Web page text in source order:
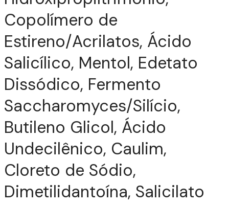
Copolímero de
Estireno/Acrilatos, Ácido
Salicílico, Mentol, Edetato
Dissódico, Fermento
Saccharomyces/Silício,
Butileno Glicol, Ácido
Undecilênico, Caulim,
Cloreto de Sódio,
Dimetilidantoína, Salicilato